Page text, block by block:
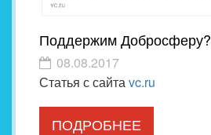
Поддержим Добросферу?
08.08.2017
Статья с сайтаvc.ru
ПОДРОБНЕЕ